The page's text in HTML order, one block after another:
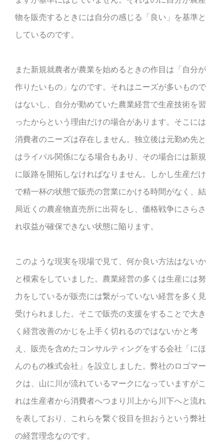
物を販売するときには自分の感じる「良い」を基準と
しているのです。
また新規就農者が農業を始めるときの作目は「自分が
作りたいもの」なのです。それはニーズが多いもので
はないし、自分が勤めていた農業経営で生産技術を習
ったからという理由だけの場合があります。そこには
消費者のニーズは存在しません。独立後は元勤め先と
はライバル関係になる場合もあり、その場合には新規
に販路を開拓しなければなりません。しかし生産だけ
で精一杯の状態で販売の営業にかける時間がなく、結
局近くの農産物直売所に出荷をし、価格戦争にさらさ
れ収益が確保できない状態に陥ります。
このような現実を現場で見て、何か良い方法はないか
と模索をしていました。農業経営の多くは生産には努
力をしているが販売には繋がっていない経営を多く見
受けられました。そこで販売の支援をすることで大き
く経営改善のかじを上手く切れるのではないかと考
え、販売を含めたコンサルティングをする会社「にほ
んのもの株式会社」を設立しました。弊社のロゴマー
クは、山に川が流れているマークになっていますがこ
れは生産者から消費者へつまり川上から川下へと流れ
を表しており、これらを繋ぐ役目を担おうという弊社
の経営理念なのです。